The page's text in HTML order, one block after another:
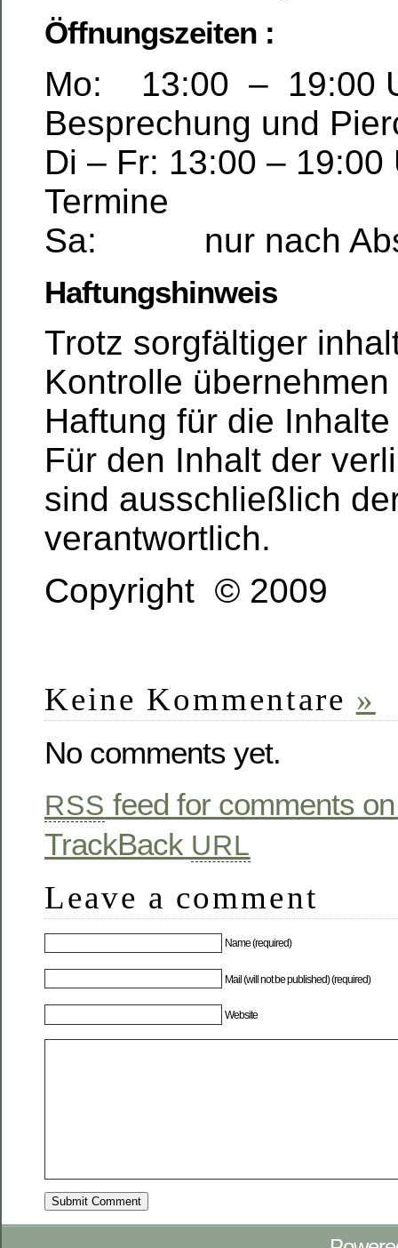
Öffnungszeiten :
Mo: 13:00 – 19:00
Besprechung und
Di – Fr: 13:00 – 19:00
Termine
Sa: nur nach
Haftungshinweis
Trotz sorgfältiger
Kontrolle
Haftung für die
Für den Inhalt der
sind ausschließlich
verantwortlich.
Copyright © 2009
Keine Kommentare »
No comments yet.
RSS feed for comments
TrackBack URL
Leave a comment
Name (required)
Mail (will not be published) (required)
Website